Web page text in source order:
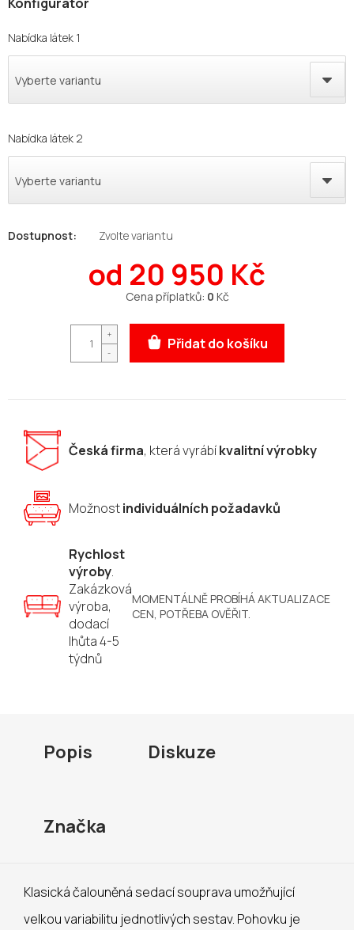
Nabídka látek 1
Vyberte variantu
Nabídka látek 2
Vyberte variantu
Zvolte variantu
od 20 950 Kč
Měrná
Cena příplatků: 0 Kč
Přidat do košíku
Česká firma, která vyrábíkvalitní výrobky
Možnostindividuálních požadavků
Rychlost
výroby.
Zakázková
výroba,
dodací
lhůta 4-5
týdnů
MOMENTÁLNĚ PROBÍHÁ AKTUALIZACE
CEN, POTŘEBA OVĚŘIT.
Popis Diskuze
Značka
Klasická čalouněná sedací souprava umožňující
velkou variabilitu jednotlivých sestav. Pohovku je